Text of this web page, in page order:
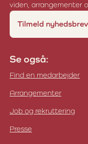
viden, arrangementer
Tilmeld nyhedsbrev
Se også:
Find en medarbejder
Arrangementer
Job og rekruttering
Presse